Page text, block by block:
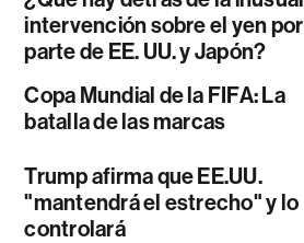
intervención sobre el yen por
parte de EE. UU. y Japón?
Copa Mundial de la FIFA: La
batalla de las marcas
Trump afirma que EE.UU.
"mantendrá el estrecho" y lo
controlará